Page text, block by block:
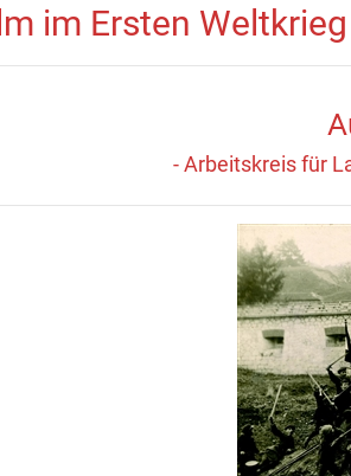
im Ersten Weltkrieg
- Arbeitskreis für